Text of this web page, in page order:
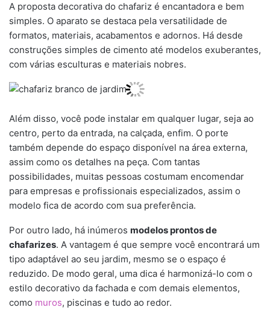
A proposta decorativa do chafariz é encantadora e bem
simples. O aparato se destaca pela versatilidade de
formatos, materiais, acabamentos e adornos. Há desde
construções simples de cimento até modelos exuberantes,
com várias esculturas e materiais nobres.
Além disso, você pode instalar em qualquer lugar, seja ao
centro, perto da entrada, na calçada, enfim. O porte
também depende do espaço disponível na área externa,
assim como os detalhes na peça. Com tantas
possibilidades, muitas pessoas costumam encomendar
para empresas e profissionais especializados, assim o
modelo fica de acordo com sua preferência.
Por outro lado, há inúmeros modelos prontos de
chafarizes. A vantagem é que sempre você encontrará um
tipo adaptável ao seu jardim, mesmo se o espaço é
reduzido. De modo geral, uma dica é harmonizá-lo com o
estilo decorativo da fachada e com demais elementos,
como muros, piscinas e tudo ao redor.